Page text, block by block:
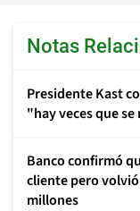
Notas
Presidente Kast
"hay veces que
Banco confirmó
cliente pero
millones